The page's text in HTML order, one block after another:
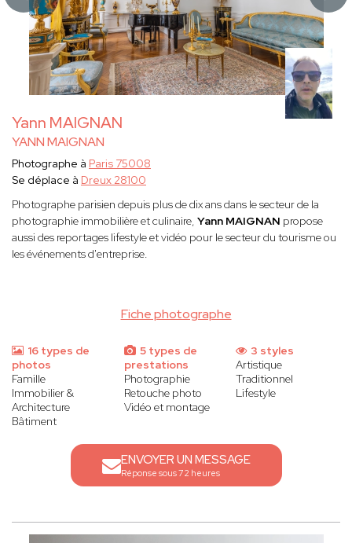
Yann MAIGNAN
YANN MAIGNAN
Fiche photographe
Photographe à Paris 75008
Se déplace à Dreux 28100
Photographe parisien depuis plus de dix ans dans le secteur de la
photographie immobilière et culinaire, Yann MAIGNAN propose
aussi des reportages lifestyle et vidéo pour le secteur du tourisme ou
les événements d'entreprise.
16 types de
photos
Famille
Immobilier &
Architecture
Bâtiment
5 types de
prestations
Photographie
Retouche photo
Vidéo et montage
3 styles
Artistique
Traditionnel
Lifestyle
ENVOYER UN MESSAGE
Réponse sous 72 heures